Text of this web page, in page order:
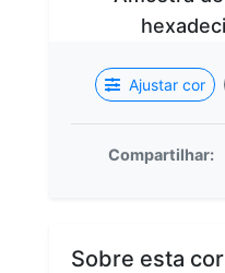
Ajustar cor
Compartilhar:
Sobre esta cor